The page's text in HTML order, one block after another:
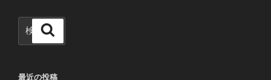
索:
索
最近の投稿